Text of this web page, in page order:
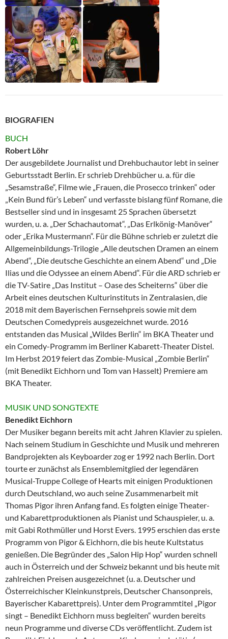
BIOGRAFIEN
BUCH
Robert Löhr
Der ausgebildete Journalist und Drehbuchautor lebt in seiner
Geburtsstadt Berlin. Er schrieb Drehbücher u. a. für die
„Sesamstraße“, Filme wie „Frauen, die Prosecco trinken“ oder
„Kein Bund für’s Leben“ und verfasste bislang fünf Romane, die
Bestseller sind und in insgesamt 25 Sprachen übersetzt
wurden, u. a. „Der Schachautomat“, „Das Erlkönig-Manöver“
oder „Erika Mustermann“. Für die Bühne schrieb er zuletzt die
Allgemeinbildungs-Trilogie „Alle deutschen Dramen an einem
Abend“, „Die deutsche Geschichte an einem Abend“ und „Die
Ilias und die Odyssee an einem Abend“. Für die ARD schrieb er
die TV-Satire „Das Institut – Oase des Scheiterns“ über die
Arbeit eines deutschen Kulturinstituts in Zentralasien, die
2018 mit dem Bayerischen Fernsehpreis sowie mit dem
Deutschen Comedypreis ausgezeichnet wurde. 2016
entstanden das Musical „Wildes Berlin“ im BKA Theater und
ein Comedy-Programm im Berliner Kabarett-Theater Distel.
Im Herbst 2019 feiert das Zombie-Musical „Zombie Berlin“
(mit Benedikt Eichhorn und Tom van Hasselt) Premiere am
BKA Theater.
MUSIK UND SONGTEXTE
Benedikt Eichhorn
Der Musiker begann bereits mit acht Jahren Klavier zu spielen.
Nach seinem Studium in Geschichte und Musik und mehreren
Bandprojekten als Keyboarder zog er 1992 nach Berlin. Dort
tourte er zunächst als Ensemblemitglied der legendären
Musical-Truppe College of Hearts mit einigen Produktionen
durch Deutschland, wo auch seine Zusammenarbeit mit
Thomas Pigor ihren Anfang fand. Es folgten einige Theater-
und Kabarettproduktionen als Pianist und Schauspieler, u. a.
mit Gabi Rothmüller und Horst Evers. 1995 erschien das erste
Programm von Pigor & Eichhorn, die bis heute Kultstatus
genießen. Die Begründer des „Salon Hip Hop“ wurden schnell
auch in Österreich und der Schweiz bekannt und bis heute mit
zahlreichen Preisen ausgezeichnet (u. a. Deutscher und
Österreichischer Kleinkunstpreis, Deutscher Chansonpreis,
Bayerischer Kabarettpreis). Unter dem Programmtitel „Pigor
singt – Benedikt Eichhorn muss begleiten“ wurden bereits
neun Programme und diverse CDs veröffentlicht. Zudem ist